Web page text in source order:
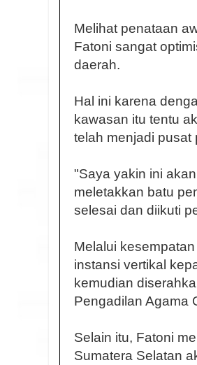
Melihat penataan
Fatoni sangat
daerah.
Hal ini karena
kawasan itu tentu
telah menjadi pusat
"Saya yakin ini
meletakkan batu
selesai dan diikuti
Melalui
instansi vertikal
kemudian
Pengadilan Agama
Selain itu, Fatoni
Sumatera Selatan